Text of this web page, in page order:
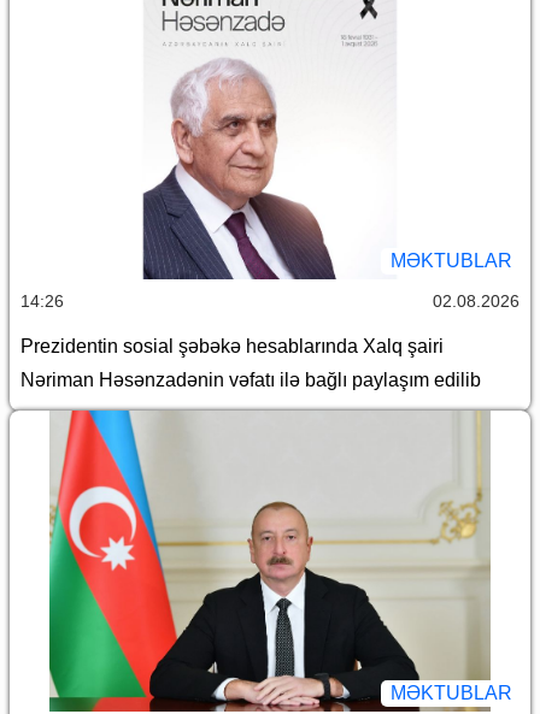
MƏKTUBLAR
14:26 02.08.2026
Prezidentin sosial şəbəkə hesablarında Xalq şairi
Nəriman Həsənzadənin vəfatı ilə bağlı paylaşım edilib
MƏKTUBLAR